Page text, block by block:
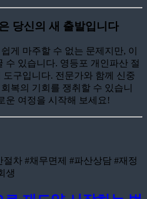
당신의 새 출발입니다
게 마주할 수 없는 문제지만, 이
수 있습니다. 영등포 개인파산 절
구입니다. 전문가와 함께 신중
복의 기회를 쟁취할 수 있습니
운 여정을 시작해 보세요!
차 #채무면제 #파산상담 #재정
생